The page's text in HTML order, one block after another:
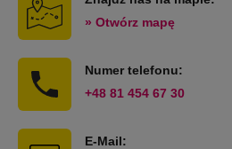
» Otwórz mapę
Numer telefonu:
+48 81 454 67 30
E-Mail: